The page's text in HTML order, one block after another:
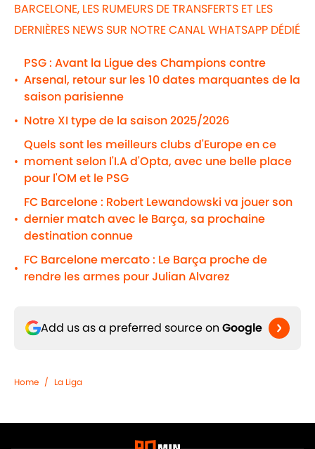
BARCELONE, LES RUMEURS DE TRANSFERTS ET LES
DERNIÈRES NEWS SUR NOTRE CANAL WHATSAPP DÉDIÉ
•
PSG : Avant la Ligue des Champions contre
Arsenal, retour sur les 10 dates marquantes de la
saison parisienne
• Notre XI type de la saison 2025/2026
•
Quels sont les meilleurs clubs d'Europe en ce
moment selon l'I.A d'Opta, avec une belle place
pour l'OM et le PSG
•
FC Barcelone : Robert Lewandowski va jouer son
dernier match avec le Barça, sa prochaine
destination connue
•
FC Barcelone mercato : Le Barça proche de
rendre les armes pour Julian Alvarez
Add us as a preferred source on Google
Home / La Liga